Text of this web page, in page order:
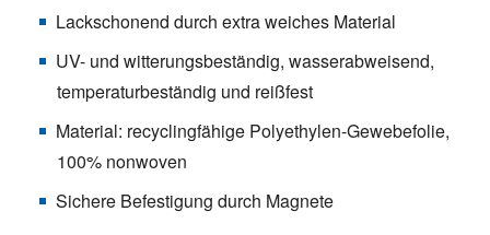
Lackschonend durch extra weiches Material
UV- und witterungsbeständig, wasserabweisend,
temperaturbeständig und reißfest
Material: recyclingfähige Polyethylen-Gewebefolie,
100% nonwoven
Sichere Befestigung durch Magnete